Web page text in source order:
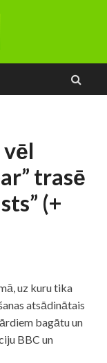
trasē
(+
uz kuru tika
atsādinātais
bagātu un
BBC un